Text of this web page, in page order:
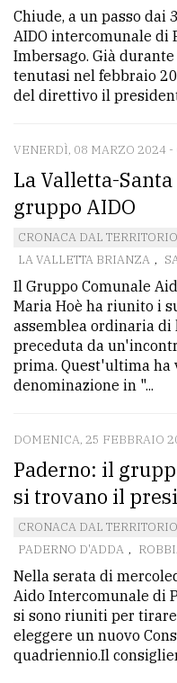
Privacy
policy
Cookie
policy
Chiude, a un passo
AIDO intercomunale di
Imbersago. Già
tenutasi nel febbraio
del direttivo il
VENERDÌ, 08 MARZO 2024 -
La Valletta-
gruppo AIDO
CRONACA DAL TERRITORIO
LA VALLETTA BRIANZA ,
Il Gruppo Comunale
Maria Hoè ha riunito i
assemblea ordinaria
preceduta da
prima. Quest'ultima
denominazione in "...
DOMENICA, 25 FEBBRAIO
Paderno: il
si trovano il
CRONACA DAL TERRITORIO
PADERNO D'ADDA ,
Nella serata di
Aido Intercomunale di
si sono riuniti per
eleggere un nuovo
quadriennio.Il